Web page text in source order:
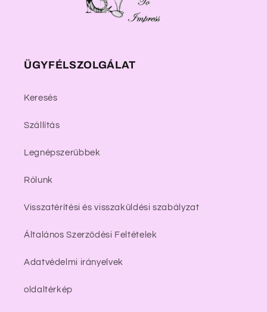
ÜGYFÉLSZOLGÁLAT
Keresés
Szállítás
Legnépszerűbbek
Rólunk
Visszatérítési és visszaküldési szabályzat
Általános Szerződési Feltételek
Adatvédelmi irányelvek
oldaltérkép